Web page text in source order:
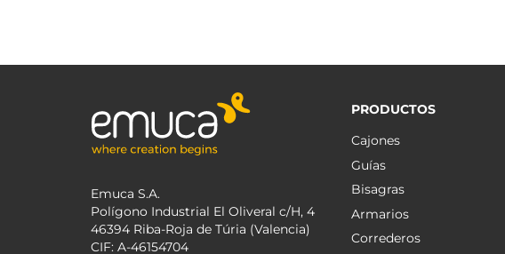
Emuca S.A.
Polígono Industrial El Oliveral c/H, 4
46394 Riba-Roja de Túria (Valencia)
CIF: A-46154704
PRODUCTOS
Cajones
Guías
Bisagras
Armarios
Correderos